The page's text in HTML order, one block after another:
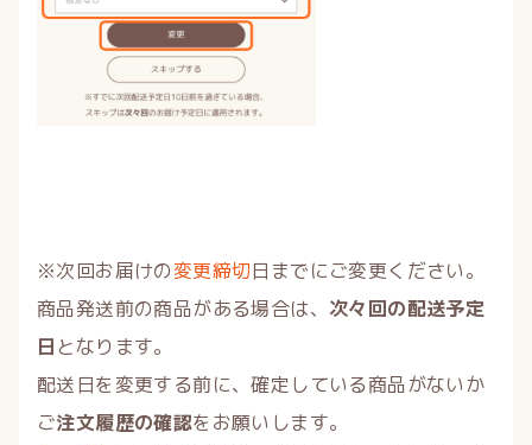
※次回お届けの変更締切日までにご変更ください。
商品発送前の商品がある場合は、 次々回の配送予定
日 となります。
配送日を変更する前に、確定している商品がないか
ご注文履歴の確認をお願いします。